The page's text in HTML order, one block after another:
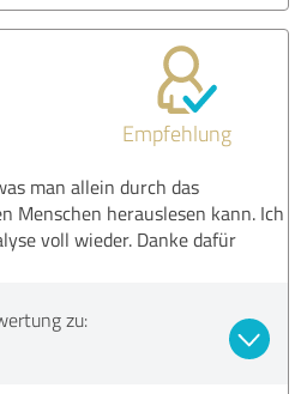
Empfehlung
man allein durch das
Menschen herauslesen kann. Ich
voll wieder. Danke dafür
zu: